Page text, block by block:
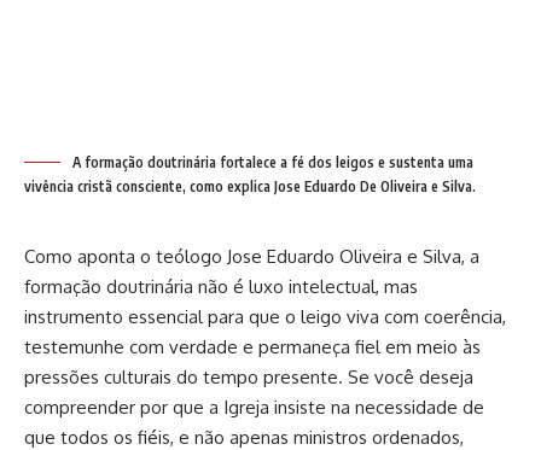
A formação doutrinária fortalece a fé dos leigos e sustenta uma
vivência cristã consciente, como explica Jose Eduardo De Oliveira e Silva.
Como aponta o teólogo Jose Eduardo Oliveira e Silva, a
formação doutrinária não é luxo intelectual, mas
instrumento essencial para que o leigo viva com coerência,
testemunhe com verdade e permaneça fiel em meio às
pressões culturais do tempo presente. Se você deseja
compreender por que a Igreja insiste na necessidade de
que todos os fiéis, e não apenas ministros ordenados,